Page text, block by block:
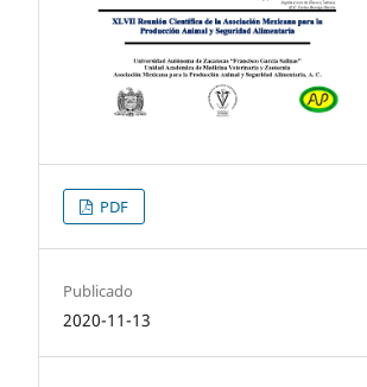
PDF
Publicado
2020-11-13